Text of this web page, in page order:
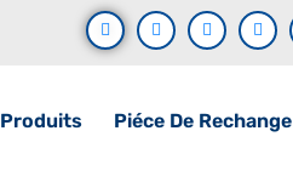
Produits Piéce De Rechange